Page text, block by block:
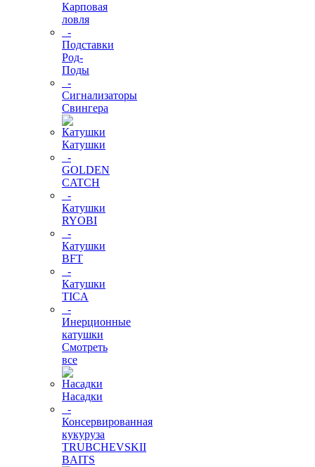
Карповая
ловля
-
Подставки
Род-
Поды
-
Сигнализаторы
Свингера
Катушки
-
GOLDEN
CATCH
-
Катушки
RYOBI
-
Катушки
BFT
-
Катушки
TICA
-
Инерционные
катушки
Смотреть
все
Насадки
-
Консервированная
кукуруза
TRUBCHEVSKII
BAITS